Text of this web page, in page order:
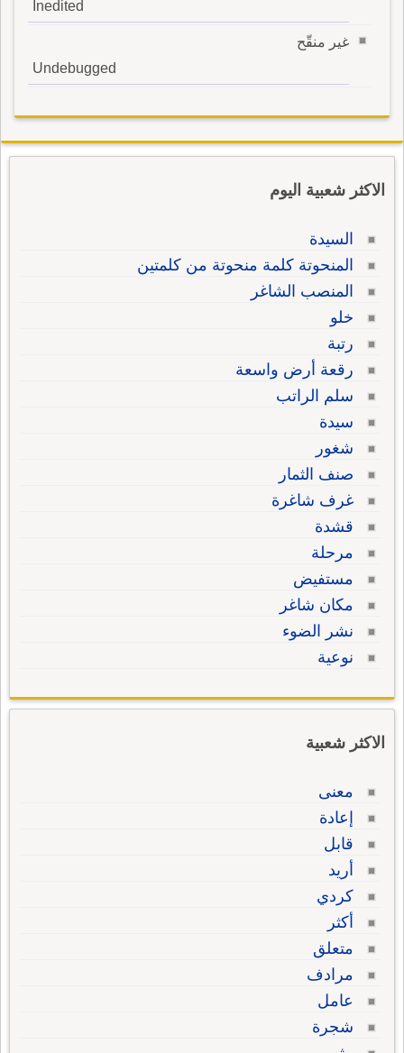
Inedited
غير منقّح
Undebugged
الاكثر شعبية اليوم
السيدة
المنحوتة كلمة منحوتة من كلمتين
المنصب الشاغر
خلو
رتبة
رقعة أرض واسعة
سلم الراتب
سيدة
شغور
صنف الثمار
غرف شاغرة
قشدة
مرحلة
مستفيض
مكان شاغر
نشر الضوء
نوعية
الاكثر شعبية
معنى
إعادة
قابل
أريد
كردي
أكثر
متعلق
مرادف
عامل
شجرة